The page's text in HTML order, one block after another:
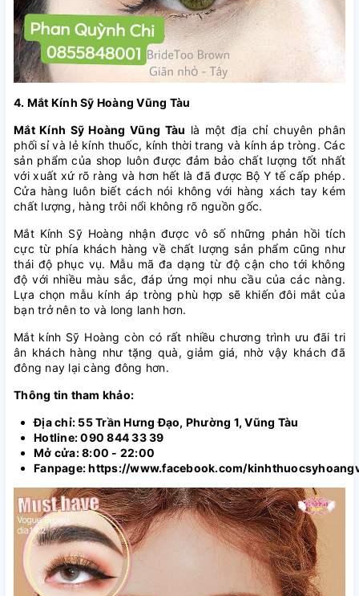
4. Mắt Kính Sỹ Hoàng Vũng Tàu
Mắt Kính Sỹ Hoàng Vũng Tàu là một địa chỉ chuyên phân
phối sỉ và lẻ kính thuốc, kính thời trang và kính áp tròng. Các
sản phẩm của shop luôn được đảm bảo chất lượng tốt nhất
với xuất xứ rõ ràng và hơn hết là đã được Bộ Y tế cấp phép.
Cửa hàng luôn biết cách nói không với hàng xách tay kém
chất lượng, hàng trôi nổi không rõ nguồn gốc.
Mắt Kính Sỹ Hoàng nhận được vô số những phản hồi tích
cực từ phía khách hàng về chất lượng sản phẩm cũng như
thái độ phục vụ. Mẫu mã đa dạng từ độ cận cho tới không
độ với nhiều màu sắc, đáp ứng mọi nhu cầu của các nàng.
Lựa chọn mẫu kính áp tròng phù hợp sẽ khiến đôi mắt của
bạn trở nên to và long lanh hơn.
Mắt kính Sỹ Hoàng còn có rất nhiều chương trình ưu đãi tri
ân khách hàng như tặng quà, giảm giá, nhờ vậy khách đã
đông nay lại càng đông hơn.
Thông tin tham khảo:
Địa chỉ: 55 Trần Hưng Đạo, Phường 1, Vũng Tàu
Hotline: 090 844 33 39
Mở cửa: 8:00 - 22:00
Fanpage: https://www.facebook.com/